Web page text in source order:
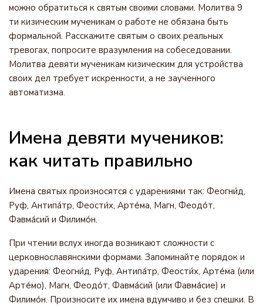
можно обратиться к святым своими словами. Молитва 9
ти кизическим мученикам о работе не обязана быть
формальной. Расскажите святым о своих реальных
тревогах, попросите вразумления на собеседовании.
Молитва девяти мученикам кизическим для устройства
своих дел требует искренности, а не заученного
автоматизма.
Имена девяти мучеников:
как читать правильно
Имена святых произносятся с ударениями так: Феогни́д,
Руф, Антипа́тр, Феости́х, Арте́ма, Магн, Феодо́т,
Фавма́сий и Филимо́н.
При чтении вслух иногда возникают сложности с
церковнославянскими формами. Запоминайте порядок и
ударения: Феогни́д, Руф, Антипа́тр, Феости́х, Арте́ма (или
Арте́мо), Магн, Феодо́т, Фавма́сий (или Фавма́сие) и
Филимо́н. Произносите их имена вдумчиво и без спешки. В